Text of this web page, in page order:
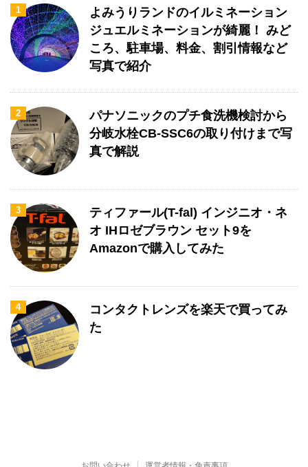
1
よみうりランドのイルミネーション
ジュエルミネーションが綺麗！ みど
ころ、駐車場、料金、割引情報など
写真で紹介
2
パナソニックのプチ食洗機検討から
分岐水栓CB-SSC6の取り付けまで写
真で解説
3
ティファール(T-fal) インジニオ・ネ
オ IHロゼブラウン セット9を
Amazonで購入してみた
4
コンタクトレンズを楽天で買ってみ
た